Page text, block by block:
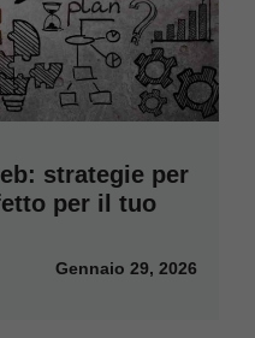
strategie per
per il tuo
Gennaio 29, 2026